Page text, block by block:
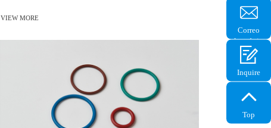
VIEW MORE
Correo
electrónico
ring.com
Inquire
Top